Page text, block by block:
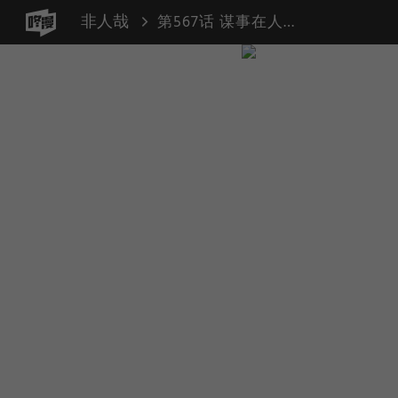
非人哉 第567话 谋事在人，成事在天。